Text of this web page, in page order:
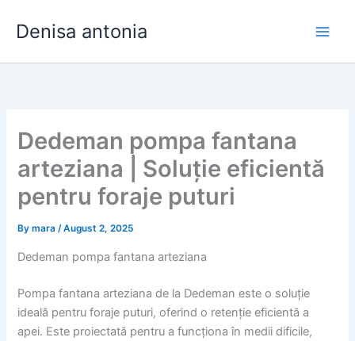
Denisa antonia
Dedeman pompa fantana
arteziana | Soluție eficientă
pentru foraje puturi
Bymara/August 2, 2025
Dedeman pompa fantana arteziana
Pompa fantana arteziana de la Dedeman este o soluție
ideală pentru foraje puturi, oferind o retenție eficientă a
apei. Este proiectată pentru a funcționa în medii dificile,